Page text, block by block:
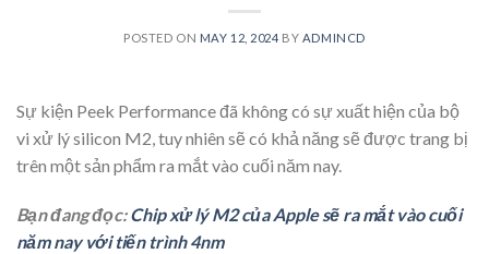
POSTED ON MAY 12, 2024 BY ADMINCD
Sự kiện Peek Performance đã không có sự xuất hiện của bộ
vi xử lý silicon M2, tuy nhiên sẽ có khả năng sẽ được trang bị
trên một sản phẩm ra mắt vào cuối năm nay.
Bạn đang đọc:Chip xử lý M2 của Apple sẽ ra mắt vào cuối
năm nay với tiến trình 4nm